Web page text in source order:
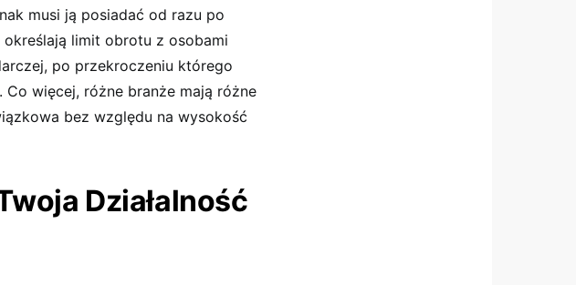
musi ją posiadać od razu po
limit obrotu z osobami
po przekroczeniu którego
więcej, różne branże mają różne
bez względu na wysokość
Działalność